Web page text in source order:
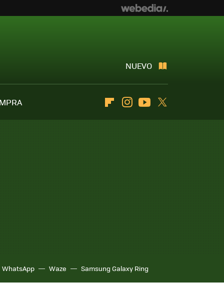
NUEVO
FlipboardInstagramYoutube
WhatsApp Waze Samsung Galaxy Ring